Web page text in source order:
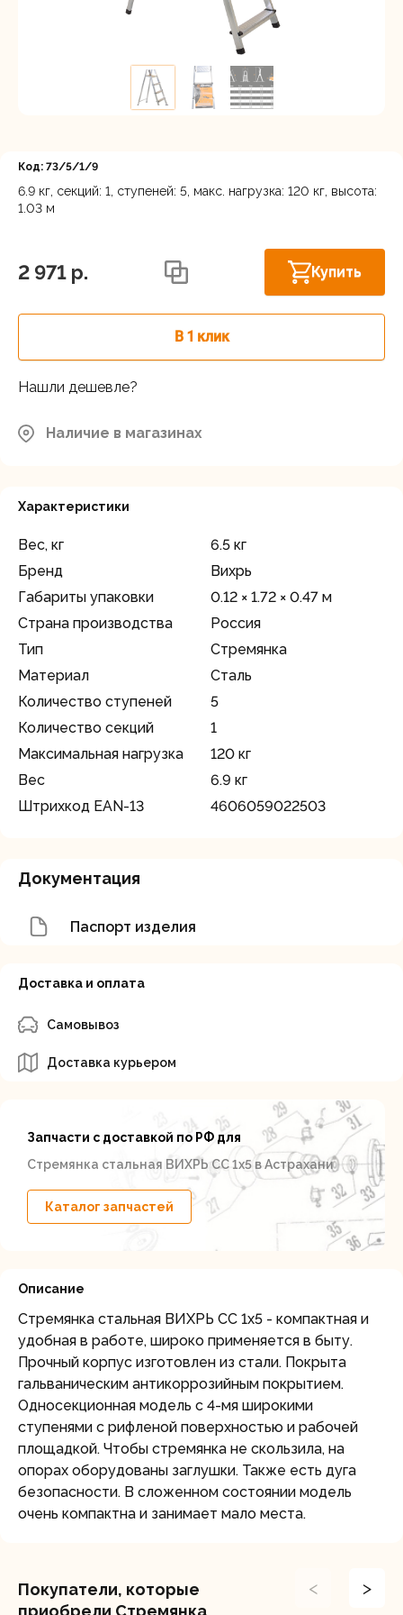
Код: 73/5/1/9
6.9 кг, секций: 1, ступеней: 5, макс. нагрузка: 120 кг, высота:
1.03 м
2 971 p. Купить
В 1 клик
Нашли дешевле?
Наличие в магазинах
Характеристики
Вес, кг
6.5 кг
Бренд
Вихрь
Габариты упаковки
0.12 × 1.72 × 0.47 м
Страна производства
Россия
Тип
Стремянка
Материал
Сталь
Количество ступеней
5
Количество секций
1
Максимальная нагрузка
120 кг
Вес
6.9 кг
Штрихкод EAN-13
4606059022503
Документация
Паспорт изделия
Доставка и оплата
Самовывоз
Доставка курьером
Запчасти с доставкой по РФ для
Стремянка стальная ВИХРЬ СС 1х5 в Астрахани
Каталог запчастей
Описание
Стремянка стальная ВИХРЬ СС 1х5 - компактная и
удобная в работе, широко применяется в быту.
Прочный корпус изготовлен из стали. Покрыта
гальваническим антикоррозийным покрытием.
Односекционная модель с 4-мя широкими
ступенями с рифленой поверхностью и рабочей
площадкой. Чтобы стремянка не скользила, на
опорах оборудованы заглушки. Также есть дуга
безопасности. В сложенном состоянии модель
очень компактна и занимает мало места.
Покупатели, которые
приобрели Стремянка
< >